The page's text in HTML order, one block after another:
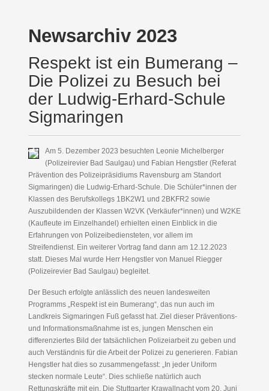
Newsarchiv 2023
Respekt ist ein Bumerang –
Die Polizei zu Besuch bei
der Ludwig-Erhard-Schule
Sigmaringen
Am 5. Dezember 2023 besuchten Leonie Michelberger
(Polizeirevier Bad Saulgau) und Fabian Hengstler (Referat
Prävention des Polizeipräsidiums Ravensburg am Standort
Sigmaringen) die Ludwig-Erhard-Schule. Die Schüler*innen der
Klassen des Berufskollegs 1BK2W1 und 2BKFR2 sowie
Auszubildenden der Klassen W2VK (Verkäufer*innen) und W2KE
(Kaufleute im Einzelhandel) erhielten einen Einblick in die
Erfahrungen von Polizeibediensteten, vor allem im
Streifendienst. Ein weiterer Vortrag fand dann am 12.12.2023
statt. Dieses Mal wurde Herr Hengstler von Manuel Riegger
(Polizeirevier Bad Saulgau) begleitet.
Der Besuch erfolgte anlässlich des neuen landesweiten
Programms „Respekt ist ein Bumerang“, das nun auch im
Landkreis Sigmaringen Fuß gefasst hat. Ziel dieser Präventions-
und Informationsmaßnahme ist es, jungen Menschen ein
differenziertes Bild der tatsächlichen Polizeiarbeit zu geben und
auch Verständnis für die Arbeit der Polizei zu generieren. Fabian
Hengstler hat dies so zusammengefasst: „In jeder Uniform
stecken normale Leute“. Dies schließe natürlich auch
Rettungskräfte mit ein. Die Stuttgarter Krawallnacht vom 20. Juni